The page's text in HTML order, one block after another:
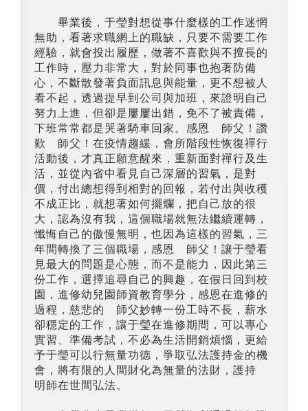
畢業後，于瑩對想從事什麼樣的工作迷惘
無助，看著求職網上的職缺，只要不需要工作
經驗，就會投出履歷，做著不喜歡與不擅長的
工作時，壓力非常大，對於同事也抱著防備
心，不斷散發著負面訊息與能量，更不想被人
看不起，透過提早到公司與加班，來證明自己
努力上進，但卻是屢屢出錯，免不了被責備，
下班常常都是哭著騎車回家。感恩 師父！讚
歎 師父！在疫情趨緩，會所階段性恢復禪行
活動後，才真正願意醒來，重新面對禪行及生
活，並從內省中看見自己深層的習氣，是對
價，付出總想得到相對的回報，若付出與收穫
不成正比，就想著如何擺爛，把自己放的很
大，認為沒有我，這個職場就無法繼續運轉，
懺悔自己的傲慢無明，也因為這樣的習氣，三
年間轉換了三個職場，感恩 師父！讓于瑩看
見最大的問題是心態，而不是能力，因此第三
份工作，選擇追尋自己的興趣，在假日回到校
園，進修幼兒園師資教育學分，感恩在進修的
過程，慈悲的 師父妙轉一份工時不長，薪水
卻穩定的工作，讓于瑩在進修期間，可以專心
實習、準備考試，不必為生活開銷煩惱，更給
予于瑩可以行無量功德，爭取弘法護持金的機
會，將有限的人間財化為無量的法財，護持
明師在世間弘法。